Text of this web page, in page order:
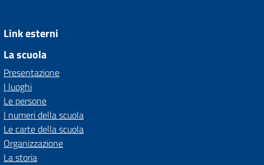
Link esterni
La scuola
Presentazione
I luoghi
Le persone
I numeri della scuola
Le carte della scuola
Organizzazione
La storia